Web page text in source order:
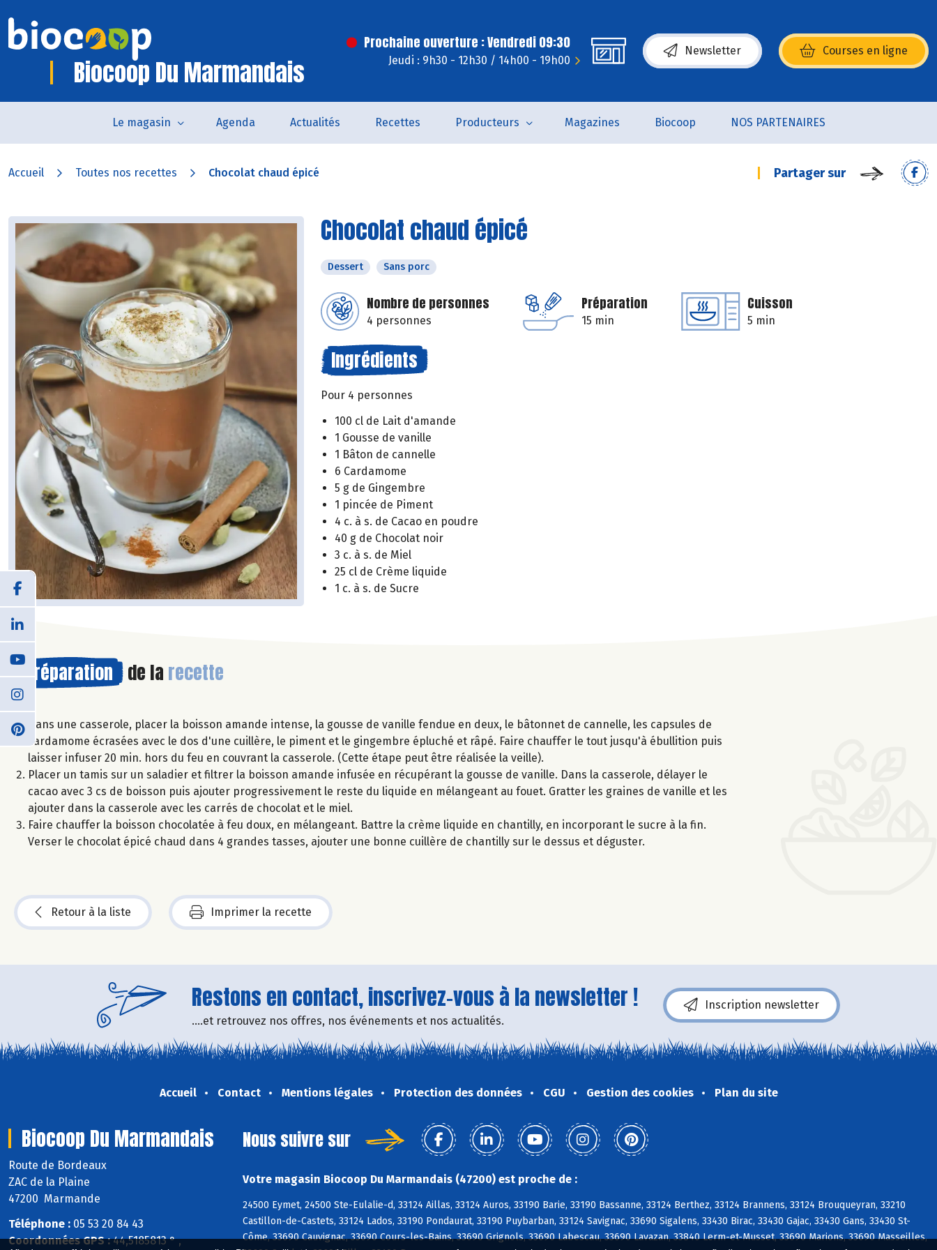
Biocoop Du Marmandais
Prochaine ouverture : Vendredi 09:30
Jeudi : 9h30 - 12h30 / 14h00 - 19h00
Newsletter Courses en ligne
(s’ouvre dans une nouvelle fenêtre)
Le magasin Agenda Actualités Recettes Producteurs Magazines Biocoop NOS PARTENAIRES
Accueil Toutes nos recettes Chocolat chaud épicé Partager sur
Chocolat chaud épicé
Dessert Sans porc
Nombre de personnes
4 personnes
Préparation
15 min
Cuisson
5 min
Ingrédients
Pour 4 personnes
100 cl de Lait d'amande
1 Gousse de vanille
1 Bâton de cannelle
6 Cardamome
5 g de Gingembre
1 pincée de Piment
4 c. à s. de Cacao en poudre
40 g de Chocolat noir
3 c. à s. de Miel
25 cl de Crème liquide
1 c. à s. de Sucre
Préparation de la recette
Dans une casserole, placer la boisson amande intense, la gousse de vanille fendue en deux, le bâtonnet de cannelle, les capsules de
cardamome écrasées avec le dos d'une cuillère, le piment et le gingembre épluché et râpé. Faire chauffer le tout jusqu'à ébullition puis
laisser infuser 20 min. hors du feu en couvrant la casserole. (Cette étape peut être réalisée la veille).
Placer un tamis sur un saladier et filtrer la boisson amande infusée en récupérant la gousse de vanille. Dans la casserole, délayer le
cacao avec 3 cs de boisson puis ajouter progressivement le reste du liquide en mélangeant au fouet. Gratter les graines de vanille et les
ajouter dans la casserole avec les carrés de chocolat et le miel.
Faire chauffer la boisson chocolatée à feu doux, en mélangeant. Battre la crème liquide en chantilly, en incorporant le sucre à la fin.
Verser le chocolat épicé chaud dans 4 grandes tasses, ajouter une bonne cuillère de chantilly sur le dessus et déguster.
Retour à la liste Imprimer la recette
Restons en contact, inscrivez-vous à la newsletter !
....et retrouvez nos offres, nos événements et nos actualités.
Inscription newsletter
Accueil Contact Mentions légales Protection des données CGU Gestion des cookies Plan du site
Biocoop Du Marmandais
Route de Bordeaux
ZAC de la Plaine
47200 Marmande
Téléphone : 05 53 20 84 43
Coordonnées GPS :44,5185813 ° ,
Nous suivre sur
Votre magasin Biocoop Du Marmandais (47200) est proche de :
24500 Eymet, 24500 Ste-Eulalie-d, 33124 Aillas, 33124 Auros, 33190 Barie, 33190 Bassanne, 33124 Berthez, 33124 Brannens, 33124 Brouqueyran, 33210
Castillon-de-Castets, 33124 Lados, 33190 Pondaurat, 33190 Puybarban, 33124 Savignac, 33690 Sigalens, 33430 Birac, 33430 Gajac, 33430 Gans, 33430 St-
Côme, 33690 Cauvignac, 33690 Cours-les-Bains, 33690 Grignols, 33690 Labescau, 33690 Lavazan, 33840 Lerm-et-Musset, 33690 Marions, 33690 Masseilles,